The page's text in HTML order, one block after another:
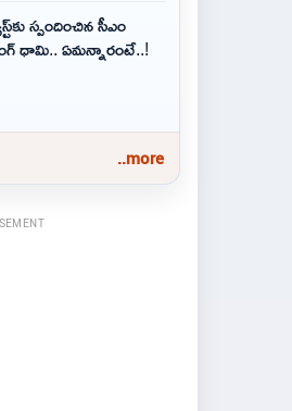
స్పందించిన సీఎం
ధామి.. ఏమ‌న్నారంటే..!
..more